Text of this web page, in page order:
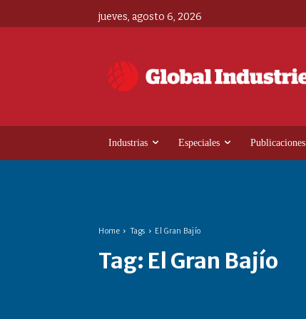
jueves, agosto 6, 2026
Industrias Especiales Publicaciones
Home Tags El Gran Bajío
Tag: El Gran Bajío